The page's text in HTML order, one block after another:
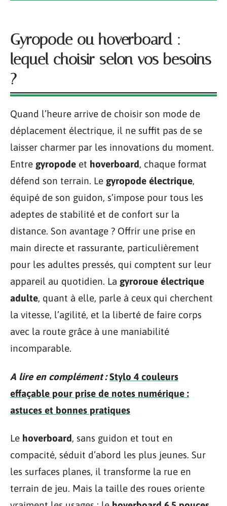
Gyropode ou hoverboard :
lequel choisir selon vos besoins
?
Quand l’heure arrive de choisir son mode de
déplacement électrique, il ne suffit pas de se
laisser charmer par les innovations du moment.
Entre gyropode et hoverboard, chaque format
défend son terrain. Le gyropode électrique,
équipé de son guidon, s’impose pour tous les
adeptes de stabilité et de confort sur la
distance. Son avantage ? Offrir une prise en
main directe et rassurante, particulièrement
pour les adultes pressés, qui comptent sur leur
appareil au quotidien. La gyroroue électrique
adulte, quant à elle, parle à ceux qui cherchent
la vitesse, l’agilité, et la liberté de faire corps
avec la route grâce à une maniabilité
incomparable.
A lire en complément : Stylo 4 couleurs
effaçable pour prise de notes numérique :
astuces et bonnes pratiques
Le hoverboard, sans guidon et tout en
compacité, séduit d’abord les plus jeunes. Sur
les surfaces planes, il transforme la rue en
terrain de jeu. Mais la taille des roues oriente